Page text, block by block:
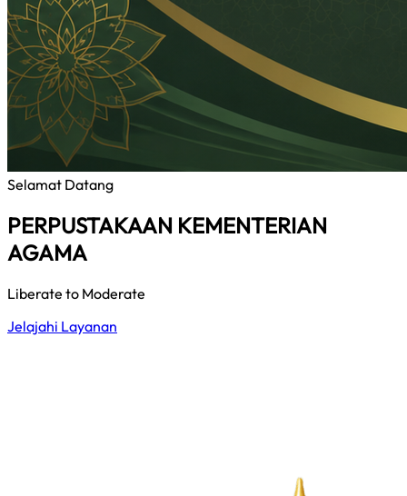
Selamat Datang
PERPUSTAKAAN KEMENTERIAN
AGAMA
Liberate to Moderate
Jelajahi Layanan